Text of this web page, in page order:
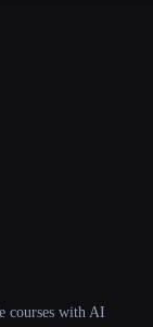
courses with AI